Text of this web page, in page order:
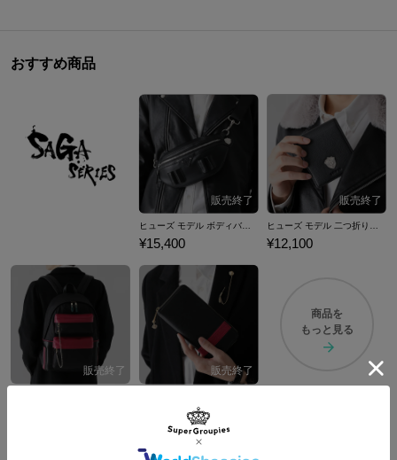
おすすめ商品
ヒューズ モデル ボディバッグ サガ フロンティア リマスター
¥15,400 ¥12,100
商品を
もっと見る